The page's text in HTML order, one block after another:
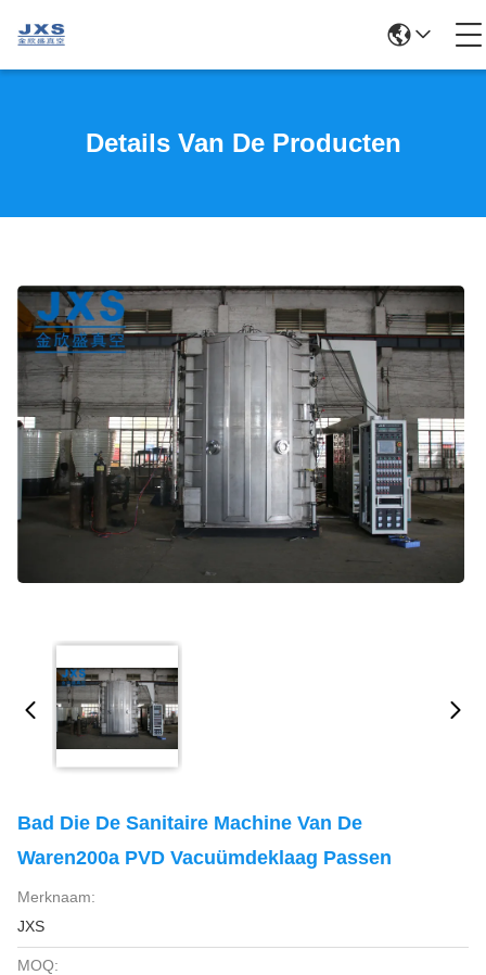
Details Van De Producten
Bad Die De Sanitaire Machine Van De
Waren200a PVD Vacuümdeklaag Passen
Merknaam:
JXS
MOQ: